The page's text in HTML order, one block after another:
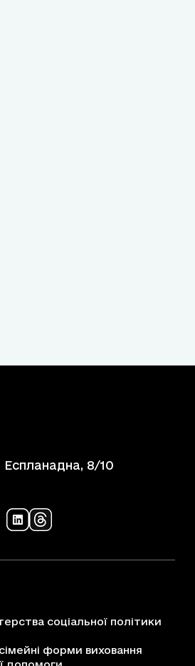
Еспланадна, 8/10
соціальної політики
форми виховання